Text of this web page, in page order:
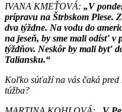
IVANA KMEŤOVÁ: „V
prípravu na Štrbskom Plese.
dva týždne. Na vodu do
na jeseň, by sme mali odísť v
týždňov. Neskôr by mali byť
Taliansku.“
Koľko súťaží na vás čaká
túžba?